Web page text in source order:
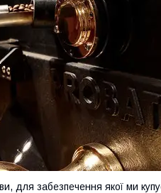
для забезпечення якої ми